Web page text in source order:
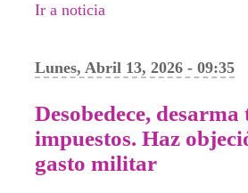
Ir a noticia
Lunes, Abril 13, 2026 - 09:35
Desobedece, desarma
impuestos. Haz
gasto militar